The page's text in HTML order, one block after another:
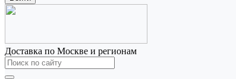
Доставка по Москве и регионам